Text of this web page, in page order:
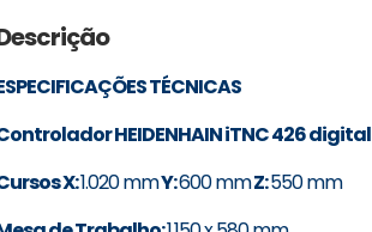
TÉCNICAS
HEIDENHAIN iTNC 426 digital
X:1.020 mmY:600 mmZ:550 mm